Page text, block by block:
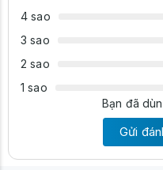
4 sao
3 sao
2 sao
1 sao
Bạn đã
Gửi